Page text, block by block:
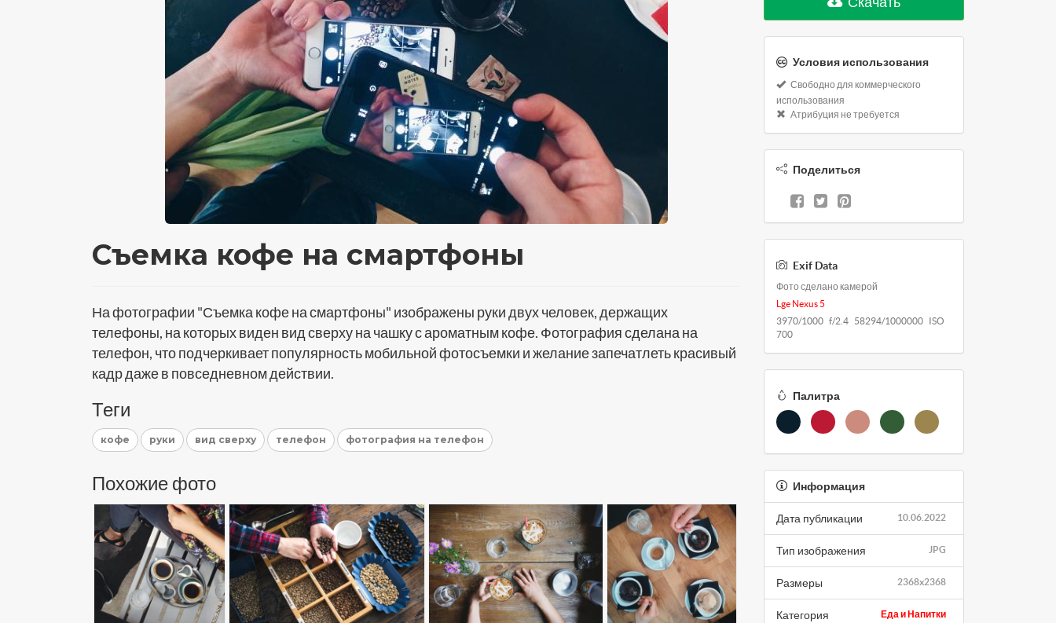
Съемка кофе на смартфоны
На фотографии "Съемка кофе на смартфоны" изображены руки двух человек, держащих
телефоны, на которых виден вид сверху на чашку с ароматным кофе. Фотография сделана на
телефон, что подчеркивает популярность мобильной фотосъемки и желание запечатлеть красивый
кадр даже в повседневном действии.
Теги
кофе руки вид сверху телефон фотография на телефон
Похожие фото
Условия использования
Свободно для коммерческого
использования
Атрибуция не требуется
Поделиться
Exif Data
Фото сделано камерой
Lge Nexus 5
3970/1000 f/2.4 58294/1000000 ISO
700
Палитра
Информация
10.06.2022
Дата публикации
JPG
Тип изображения
2368x2368
Размеры
Еда и Напитки
Категория